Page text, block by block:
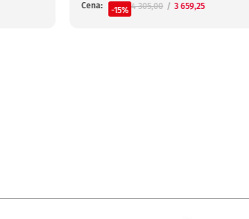
Cena:
-15% 4 305,00 3 659,25